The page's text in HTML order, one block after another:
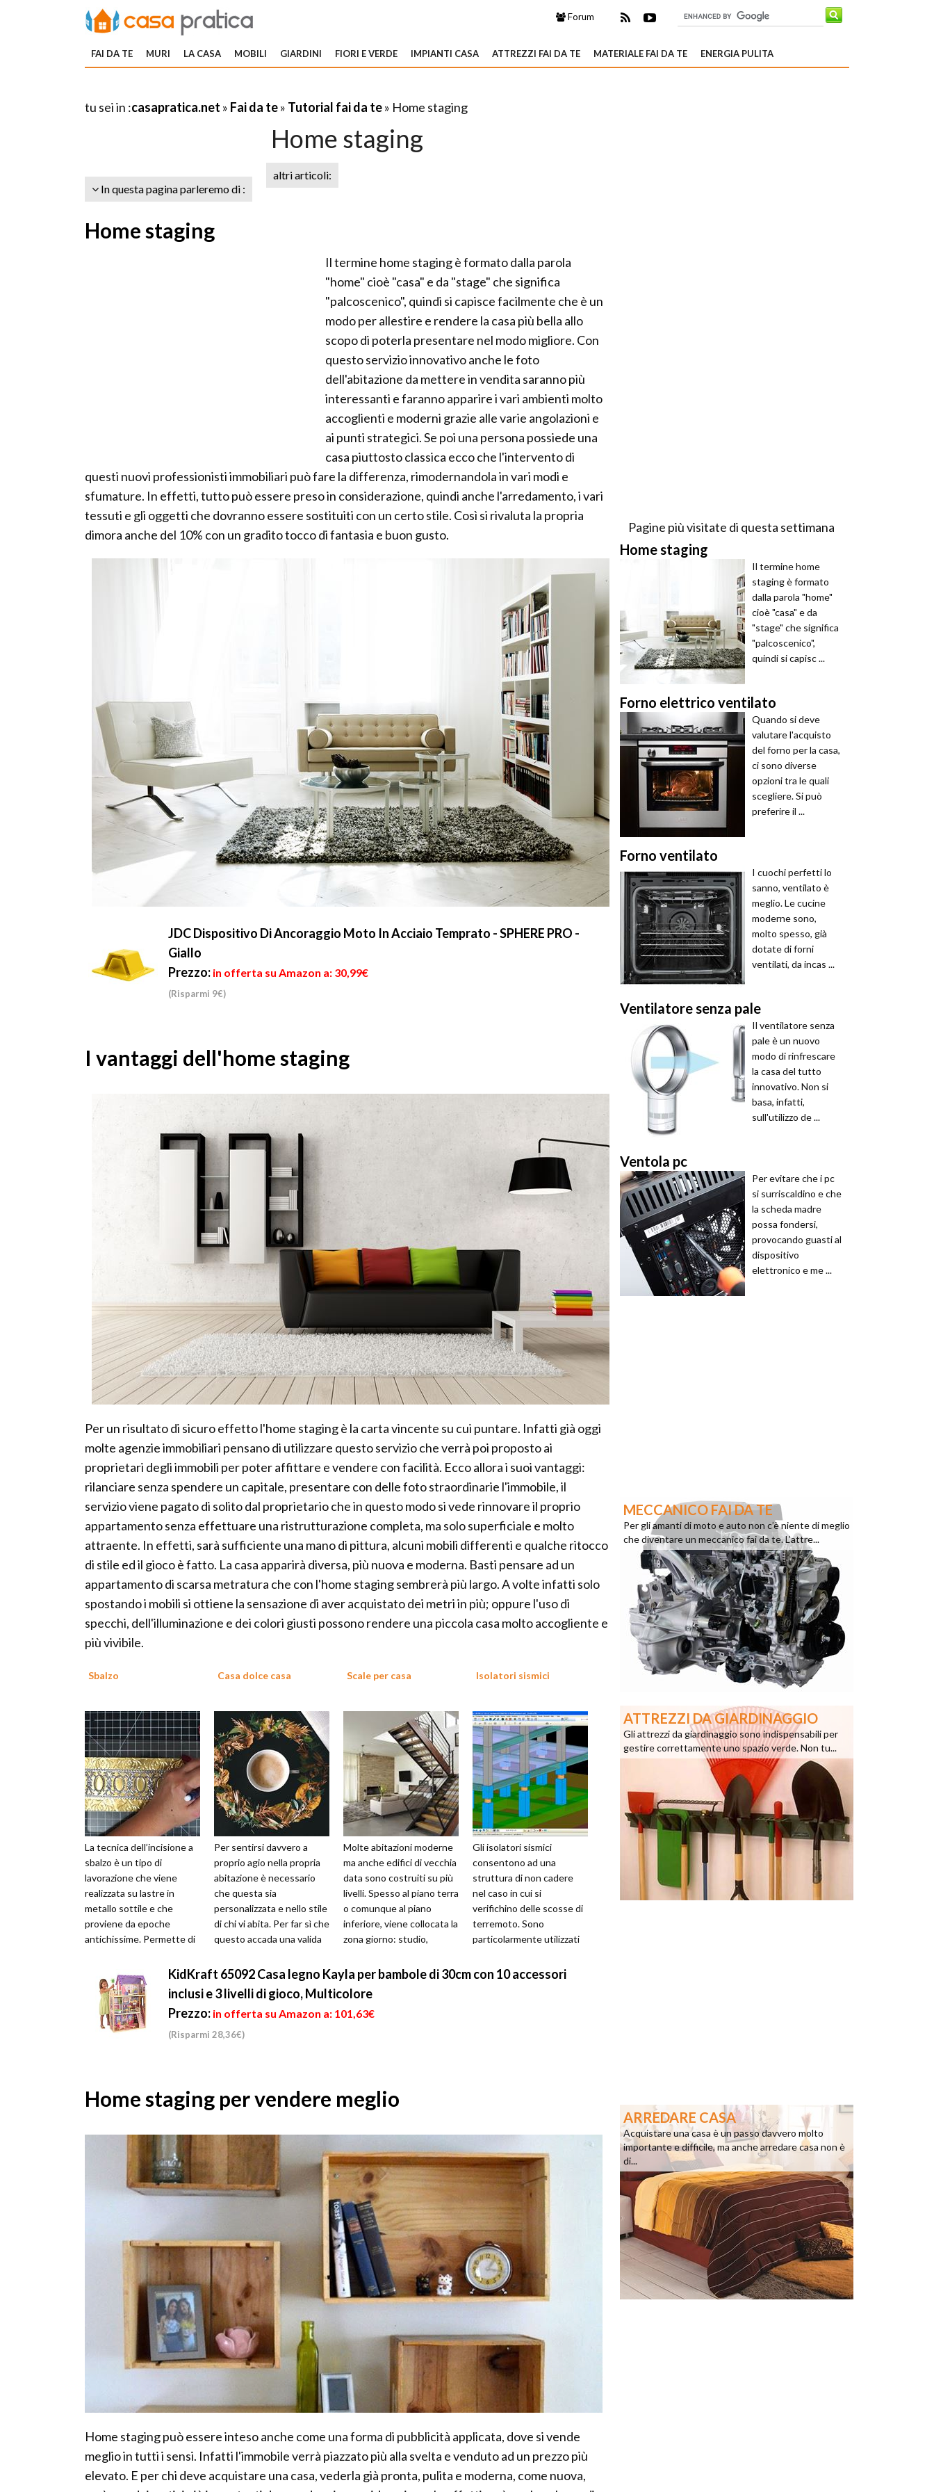
Forum
FAI DA TE MURI LA CASA MOBILI GIARDINI FIORI E VERDE IMPIANTI CASA ATTREZZI FAI DA TE MATERIALE FAI DA TE ENERGIA PULITA
tu sei in :casapratica.net » Fai da te» Tutorial fai da te» Home staging
Home staging
In questa pagina parleremo di :
altri articoli:
Home staging
Il termine home staging è formato dalla parola
"home" cioè "casa" e da "stage" che significa
"palcoscenico", quindi si capisce facilmente che è un
modo per allestire e rendere la casa più bella allo
scopo di poterla presentare nel modo migliore. Con
questo servizio innovativo anche le foto
dell'abitazione da mettere in vendita saranno più
interessanti e faranno apparire i vari ambienti molto
accoglienti e moderni grazie alle varie angolazioni e
ai punti strategici. Se poi una persona possiede una
casa piuttosto classica ecco che l'intervento di
questi nuovi professionisti immobiliari può fare la differenza, rimodernandola in vari modi e
sfumature. In effetti, tutto può essere preso in considerazione, quindi anche l'arredamento, i vari
tessuti e gli oggetti che dovranno essere sostituiti con un certo stile. Così si rivaluta la propria
dimora anche del 10% con un gradito tocco di fantasia e buon gusto.
JDC Dispositivo Di Ancoraggio Moto In Acciaio Temprato - SPHERE PRO -
Giallo
Prezzo: in offerta su Amazon a: 30,99€
(Risparmi 9€)
I vantaggi dell'home staging
Per un risultato di sicuro effetto l'home staging è la carta vincente su cui puntare. Infatti già oggi
molte agenzie immobiliari pensano di utilizzare questo servizio che verrà poi proposto ai
proprietari degli immobili per poter affittare e vendere con facilità. Ecco allora i suoi vantaggi:
rilanciare senza spendere un capitale, presentare con delle foto straordinarie l'immobile, il
servizio viene pagato di solito dal proprietario che in questo modo si vede rinnovare il proprio
appartamento senza effettuare una ristrutturazione completa, ma solo superficiale e molto
attraente. In effetti, sarà sufficiente una mano di pittura, alcuni mobili differenti e qualche ritocco
di stile ed il gioco è fatto. La casa apparirà diversa, più nuova e moderna. Basti pensare ad un
appartamento di scarsa metratura che con l'home staging sembrerà più largo. A volte infatti solo
spostando i mobili si ottiene la sensazione di aver acquistato dei metri in più; oppure l'uso di
specchi, dell'illuminazione e dei colori giusti possono rendere una piccola casa molto accogliente e
più vivibile.
Sbalzo
La tecnica dell’incisione a
sbalzo è un tipo di
lavorazione che viene
realizzata su lastre in
metallo sottile e che
proviene da epoche
antichissime. Permette di
Casa dolce casa
Per sentirsi davvero a
proprio agio nella propria
abitazione è necessario
che questa sia
personalizzata e nello stile
di chi vi abita. Per far sì che
questo accada una valida
Scale per casa
Molte abitazioni moderne
ma anche edifici di vecchia
data sono costruiti su più
livelli. Spesso al piano terra
o comunque al piano
inferiore, viene collocata la
zona giorno: studio,
Isolatori sismici
Gli isolatori sismici
consentono ad una
struttura di non cadere
nel caso in cui si
verifichino delle scosse di
terremoto. Sono
particolarmente utilizzati
verificano più fre...
KidKraft 65092 Casa legno Kayla per bambole di 30cm con 10 accessori
inclusi e 3 livelli di gioco, Multicolore
Prezzo: in offerta su Amazon a: 101,63€
(Risparmi 28,36€)
Home staging per vendere meglio
Home staging può essere inteso anche come una forma di pubblicità applicata, dove si vende
meglio in tutti i sensi. Infatti l'immobile verrà piazzato più alla svelta e venduto ad un prezzo più
elevato. E per chi deve acquistare una casa, vederla già pronta, pulita e moderna, come nuova,
Pagine più visitate di questa settimana
Home staging
Il termine home
staging è formato
dalla parola "home"
cioè "casa" e da
"stage" che significa
"palcoscenico",
quindi si capisc ...
Forno elettrico ventilato
Quando si deve
valutare l'acquisto
del forno per la casa,
ci sono diverse
opzioni tra le quali
scegliere. Si può
preferire il ...
Forno ventilato
I cuochi perfetti lo
sanno, ventilato è
meglio. Le cucine
moderne sono,
molto spesso, già
dotate di forni
ventilati, da incas ...
Ventilatore senza pale
Il ventilatore senza
pale è un nuovo
modo di rinfrescare
la casa del tutto
innovativo. Non si
basa, infatti,
sull'utilizzo de ...
Ventola pc
Per evitare che i pc
si surriscaldino e che
la scheda madre
possa fondersi,
provocando guasti al
dispositivo
elettronico e me ...
MECCANICO FAI DA TE
Per gli amanti di moto e auto non c’è niente di meglio
che diventare un meccanico fai da te. L’attre...
ATTREZZI DA GIARDINAGGIO
Gli attrezzi da giardinaggio sono indispensabili per
gestire correttamente uno spazio verde. Non tu...
ARREDARE CASA
Acquistare una casa è un passo davvero molto
importante e difficile, ma anche arredare casa non è
di...